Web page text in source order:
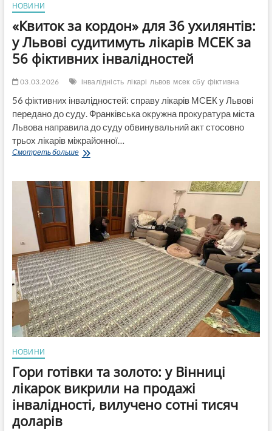
НОВИНИ
«Квиток за кордон» для 36 ухилянтів:
у Львові судитимуть лікарів МСЕК за
56 фіктивних інвалідностей
03.03.2026 інвалідність лікарі львов мсек сбу фіктивна
56 фіктивних інвалідностей: справу лікарів МСЕК у Львові
передано до суду. Франківська окружна прокуратура міста
Львова направила до суду обвинувальний акт стосовно
трьох лікарів міжрайонної…
Смотреть больше«Квиток
для
ухилянтів:
Львові
судитимуть
лікарів
МСЕК
за
56
фіктивних
інвалідностей
НОВИНИ
Гори готівки та золото: у Вінниці
лікарок викрили на продажі
інвалідності, вилучено сотні тисяч
доларів